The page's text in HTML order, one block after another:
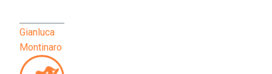
Gianluca
Montinaro